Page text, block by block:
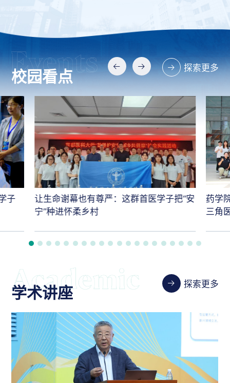
校园看点 探索更多
子
让生命谢幕也有尊严：这群首医学子把“安
宁”种进怀柔乡村
药学
三角
学术讲座 探索更多